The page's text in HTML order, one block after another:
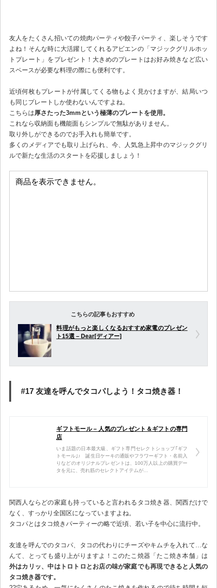
友人をたくさん招いての焼肉パーティや餃子パーティ、楽しそうです
よね！そんな時に大活躍してくれるアビエンの「マジックグリルホッ
トプレート」をプレゼント！大きめのプレートはお好み焼きなど広い
スペースが必要な料理の際にも便利です。
近頃何枚もプレートが付属してくる物もよく見かけますが、結局いつ
も同じプレートしか使わないんですよね。
こちらは厚さたった3mmという極薄のプレートを使用。
これなら収納面も機能面もシンプルで無駄がありません。
取り外しができるのでお手入れも簡単です。
多くのメディアでも取り上げられ、今、人気急上昇中のマジックグリ
ルで新たな生活のスタートを応援しましょう！
こちらの記事もおすすめ
料理がもっと楽しくなるおすすめ家電のプレゼン
ト15選 – Dear[ディアー]
#17 友達を呼んでタコパしよう！タコ焼き器！
ギフトモール – 人気のプレゼント＆ギフトの専門
店
いま話題の日本最大級、ギフト専門セレクトショップ｢ギフ
トモール｣♪ 誕生日ケーキの通販やフラワーギフト・名前入
りなどのオリジナルプレゼントは、100万人以上の購買デー
タを元に、売れ筋のセレクトアイテムが…
関西人ならどの家庭も持っていると言われるタコ焼き器、関西だけで
なく、すっかり全国区になっていますよね。
タコパとはタコ焼きパーティーの略で近頃、若い子を中心に流行中。
友達を呼んでのタコパ、タコの代わりにチーズやキムチを入れて…な
んて、とっても盛り上がりますよ！このたこ焼器「たこ焼き本舗」は
外はカリッ、中はトロトロとお店の味が家庭でも再現できると人気の
タコ焼き器です。